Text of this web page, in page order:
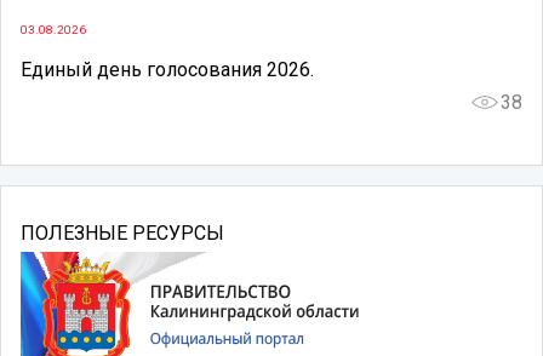
03.08.2026
Единый день голосования 2026.
38
ПОЛЕЗНЫЕ РЕСУРСЫ